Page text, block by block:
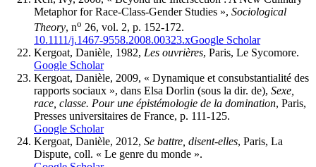
Metaphor for Race-Class-Gender Studies », Sociological
Theory, no 26, vol. 2, p. 152-172.
10.1111/j.1467-9558.2008.00323.xGoogle Scholar
Kergoat, Danièle, 1982, Les ouvrières, Paris, Le Sycomore.
Google Scholar
Kergoat, Danièle, 2009, « Dynamique et consubstantialité des
rapports sociaux », dans Elsa Dorlin (sous la dir. de), Sexe,
race, classe. Pour une épistémologie de la domination, Paris,
Presses universitaires de France, p. 111-125.
Google Scholar
Kergoat, Danièle, 2012, Se battre, disent-elles, Paris, La
Dispute, coll. « Le genre du monde ».